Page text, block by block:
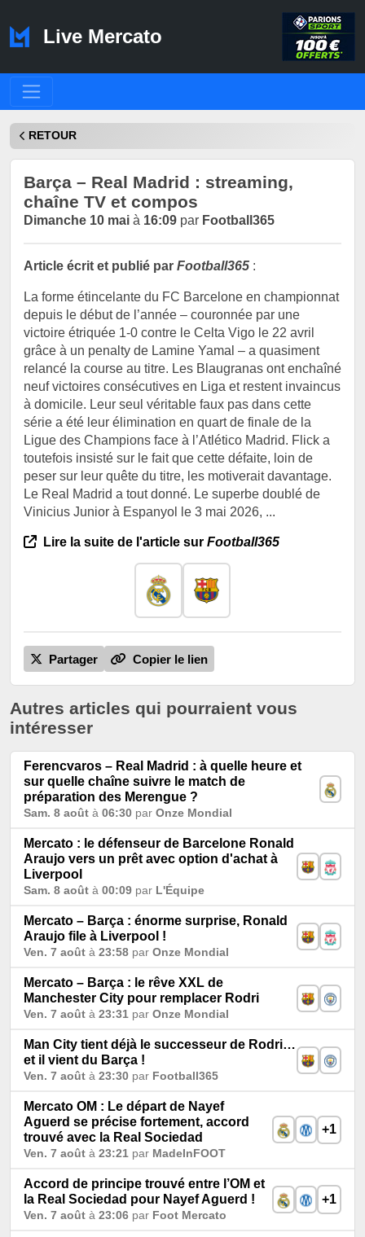
Live Mercato
RETOUR
Barça – Real Madrid : streaming,
chaîne TV et compos
Dimanche 10 mai à 16:09 par Football365
Article écrit et publié par Football365 :
La forme étincelante du FC Barcelone en championnat
depuis le début de l’année – couronnée par une
victoire étriquée 1-0 contre le Celta Vigo le 22 avril
grâce à un penalty de Lamine Yamal – a quasiment
relancé la course au titre. Les Blaugranas ont enchaîné
neuf victoires consécutives en Liga et restent invaincus
à domicile. Leur seul véritable faux pas dans cette
série a été leur élimination en quart de finale de la
Ligue des Champions face à l’Atlético Madrid. Flick a
toutefois insisté sur le fait que cette défaite, loin de
peser sur leur quête du titre, les motiverait davantage.
Le Real Madrid a tout donné. Le superbe doublé de
Vinicius Junior à Espanyol le 3 mai 2026, ...
Lire la suite de l'article sur Football365
Partager Copier le lien
Autres articles qui pourraient vous
intéresser
Ferencvaros – Real Madrid : à quelle heure et
sur quelle chaîne suivre le match de
préparation des Merengue ?
Sam. 8 août à 06:30 par Onze Mondial
Mercato : le défenseur de Barcelone Ronald
Araujo vers un prêt avec option d'achat à
Liverpool
Sam. 8 août à 00:09 par L'Équipe
Mercato – Barça : énorme surprise, Ronald
Araujo file à Liverpool !
Ven. 7 août à 23:58 par Onze Mondial
Mercato – Barça : le rêve XXL de
Manchester City pour remplacer Rodri
Ven. 7 août à 23:31 par Onze Mondial
Man City tient déjà le successeur de Rodri…
et il vient du Barça !
Ven. 7 août à 23:30 par Football365
Mercato OM : Le départ de Nayef
Aguerd se précise fortement, accord
trouvé avec la Real Sociedad
Ven. 7 août à 23:21 par MadeInFOOT
+1
Accord de principe trouvé entre l’OM et
la Real Sociedad pour Nayef Aguerd !
Ven. 7 août à 23:06 par Foot Mercato
+1